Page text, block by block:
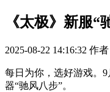
《太极》新服“
2025-08-22 14:16:32 作
每日为你，选好游戏。
器“驰风八步”。